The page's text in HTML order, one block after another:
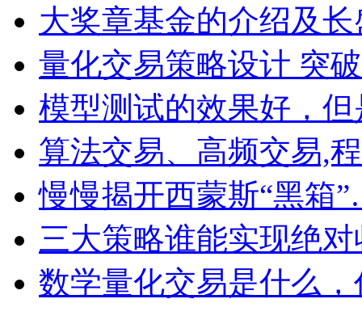
大奖章基金的介绍及
量化交易策略设计 突
模型测试的效果好，
算法交易、高频交易,
慢慢揭开西蒙斯“黑箱
三大策略谁能实现绝
数学量化交易是什么